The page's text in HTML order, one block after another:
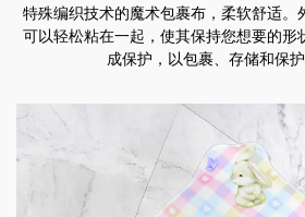
特殊编织技术的魔术包裹布，柔软舒适。
可以轻松粘在一起，使其保持您想要的
成保护，以包裹、存储和保护